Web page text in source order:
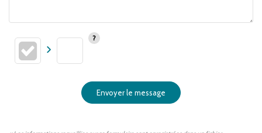
Envoyer le message